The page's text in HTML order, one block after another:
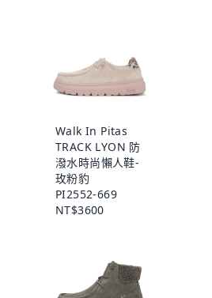
Walk In Pitas
TRACK LYON 防
潑水時尚懶人鞋-
玫粉豹
PI2552-669
NT$3600